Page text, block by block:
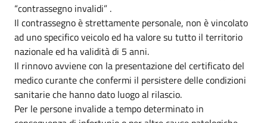
“contrassegno invalidi” .
Il contrassegno è strettamente personale, non è vincolato
ad uno specifico veicolo ed ha valore su tutto il territorio
nazionale ed ha validità di 5 anni.
Il rinnovo avviene con la presentazione del certificato del
medico curante che confermi il persistere delle condizioni
sanitarie che hanno dato luogo al rilascio.
Per le persone invalide a tempo determinato in